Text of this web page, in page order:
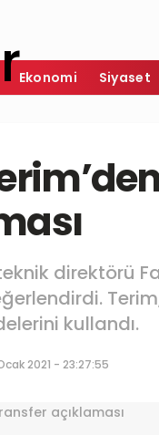
Ekonomi Siyaset
direktörü
kullandı.
2021 - 23:27:55